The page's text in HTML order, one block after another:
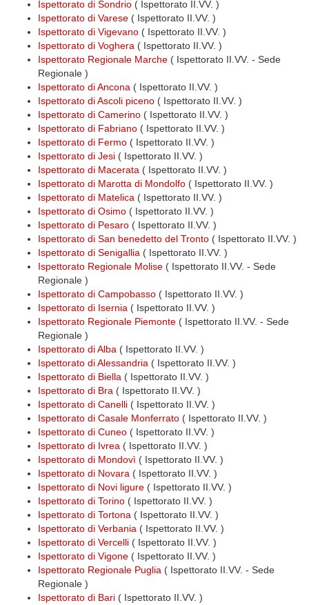
Ispettorato di Sondrio ( Ispettorato II.VV. )
Ispettorato di Varese ( Ispettorato II.VV. )
Ispettorato di Vigevano ( Ispettorato II.VV. )
Ispettorato di Voghera ( Ispettorato II.VV. )
Ispettorato Regionale Marche ( Ispettorato II.VV. - Sede
Regionale )
Ispettorato di Ancona ( Ispettorato II.VV. )
Ispettorato di Ascoli piceno ( Ispettorato II.VV. )
Ispettorato di Camerino ( Ispettorato II.VV. )
Ispettorato di Fabriano ( Ispettorato II.VV. )
Ispettorato di Fermo ( Ispettorato II.VV. )
Ispettorato di Jesi ( Ispettorato II.VV. )
Ispettorato di Macerata ( Ispettorato II.VV. )
Ispettorato di Marotta di Mondolfo ( Ispettorato II.VV. )
Ispettorato di Matelica ( Ispettorato II.VV. )
Ispettorato di Osimo ( Ispettorato II.VV. )
Ispettorato di Pesaro ( Ispettorato II.VV. )
Ispettorato di San benedetto del Tronto ( Ispettorato II.VV. )
Ispettorato di Senigallia ( Ispettorato II.VV. )
Ispettorato Regionale Molise ( Ispettorato II.VV. - Sede
Regionale )
Ispettorato di Campobasso ( Ispettorato II.VV. )
Ispettorato di Isernia ( Ispettorato II.VV. )
Ispettorato Regionale Piemonte ( Ispettorato II.VV. - Sede
Regionale )
Ispettorato di Alba ( Ispettorato II.VV. )
Ispettorato di Alessandria ( Ispettorato II.VV. )
Ispettorato di Biella ( Ispettorato II.VV. )
Ispettorato di Bra ( Ispettorato II.VV. )
Ispettorato di Canelli ( Ispettorato II.VV. )
Ispettorato di Casale Monferrato ( Ispettorato II.VV. )
Ispettorato di Cuneo ( Ispettorato II.VV. )
Ispettorato di Ivrea ( Ispettorato II.VV. )
Ispettorato di Mondovì ( Ispettorato II.VV. )
Ispettorato di Novara ( Ispettorato II.VV. )
Ispettorato di Novi ligure ( Ispettorato II.VV. )
Ispettorato di Torino ( Ispettorato II.VV. )
Ispettorato di Tortona ( Ispettorato II.VV. )
Ispettorato di Verbania ( Ispettorato II.VV. )
Ispettorato di Vercelli ( Ispettorato II.VV. )
Ispettorato di Vigone ( Ispettorato II.VV. )
Ispettorato Regionale Puglia ( Ispettorato II.VV. - Sede
Regionale )
Ispettorato di Bari ( Ispettorato II.VV. )